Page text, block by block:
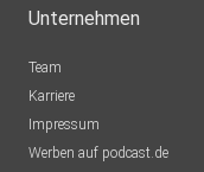
Unternehmen
Team
Karriere
Impressum
Werben auf podcast.de